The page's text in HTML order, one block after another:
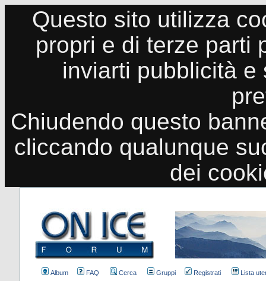
Questo sito utilizza
propri e di terze parti
inviarti pubblicità
Chiudendo questo
cliccando qualunque
dei
Album FAQ Cerca Gruppi Registrati Lista